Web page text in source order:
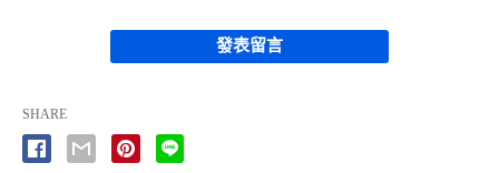
發表留言
SHARE